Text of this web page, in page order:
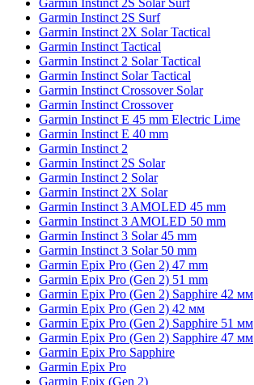
Garmin Instinct 2S Solar Surf
Garmin Instinct 2S Surf
Garmin Instinct 2X Solar Tactical
Garmin Instinct Tactical
Garmin Instinct 2 Solar Tactical
Garmin Instinct Solar Tactical
Garmin Instinct Crossover Solar
Garmin Instinct Crossover
Garmin Instinct E 45 mm Electric Lime
Garmin Instinct E 40 mm
Garmin Instinct 2
Garmin Instinct 2S Solar
Garmin Instinct 2 Solar
Garmin Instinct 2X Solar
Garmin Instinct 3 AMOLED 45 mm
Garmin Instinct 3 AMOLED 50 mm
Garmin Instinct 3 Solar 45 mm
Garmin Instinct 3 Solar 50 mm
Garmin Epix Pro (Gen 2) 47 mm
Garmin Epix Pro (Gen 2) 51 mm
Garmin Epix Pro (Gen 2) Sapphire 42 мм
Garmin Epix Pro (Gen 2) 42 мм
Garmin Epix Pro (Gen 2) Sapphire 51 мм
Garmin Epix Pro (Gen 2) Sapphire 47 мм
Garmin Epix Pro Sapphire
Garmin Epix Pro
Garmin Epix (Gen 2)